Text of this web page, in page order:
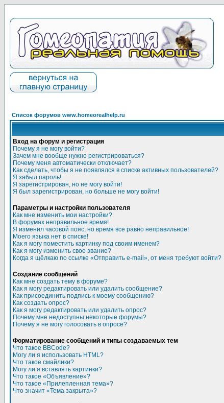
Список форумов www.homeorealhelp.ru
Вход на форум и регистрация
Почему я не могу войти?
Зачем мне вообще нужно регистрироваться?
Почему меня автоматически отключает?
Как сделать, чтобы я не появлялся в списке активных пользователей?
Я забыл пароль!
Я зарегистрирован, но не могу войти!
Я был зарегистрирован, но больше не могу войти!
Параметры и настройки пользователя
Как мне изменить мои настройки?
В форумах неправильное время!
Я изменил часовой пояс, но время все равно неправильное!
Моего языка нет в списке!
Как я могу поместить картинку под своим именем?
Как я могу изменить свое звание?
Когда я щёлкаю по ссылке «Отправить e-mail», от меня требуют войти?
Создание сообщений
Как мне создать тему в форуме?
Как я могу редактировать или удалить сообщение?
Как присоединить подпись к моему сообщению?
Как создать опрос?
Как я могу редактировать или удалить опрос?
Почему мне недоступны некоторые форумы?
Почему я не могу голосовать в опросе?
Форматирование сообщений и типы создаваемых тем
Что такое BBCode?
Могу ли я использовать HTML?
Что такое смайлики?
Могу ли я вставлять картинки?
Что такое «Объявление»?
Что такое «Прилепленная тема»?
Что значит «Тема закрыта»?